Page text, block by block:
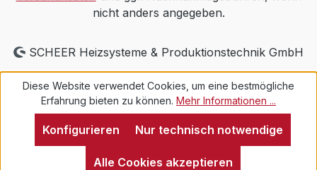
nicht anders angegeben.
SCHEER Heizsysteme & Produktionstechnik GmbH
Diese Website verwendet Cookies, um eine bestmögliche
Erfahrung bieten zu können. Mehr Informationen ...
Nur technisch notwendige
Konfigurieren
Alle Cookies akzeptieren